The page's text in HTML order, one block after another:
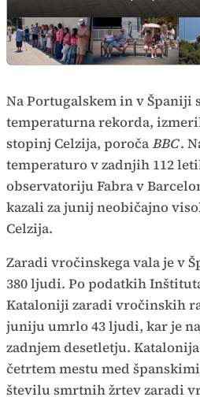
Na Portugalskem in v Španiji
temperaturna rekorda,
stopinj Celzija, poročaBBC.
temperaturo v zadnjih 112
observatoriju Fabra v
kazali za junij neobičajno
Celzija.
Zaradi vročinskega vala je v
380 ljudi. Po podatkih
Kataloniji zaradi vročinskih
juniju umrlo 43 ljudi, kar je
zadnjem desetletju.
četrtem mestu med
številu smrtnih žrtev zaradi